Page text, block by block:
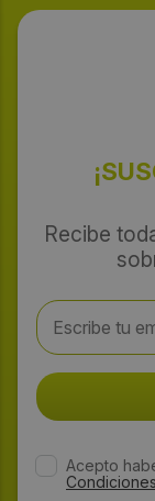
Recibe
Acepto